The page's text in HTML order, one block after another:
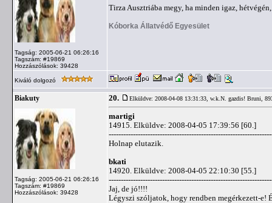
Tagság: 2005-06-21 06:26:16
Tagszám: #19869
Hozzászólások: 39428
Tirza Ausztriába megy, ha minden igaz,
Kóborka Állatvédő Egyesület
Kiváló dolgozó
Biakuty
Tagság: 2005-06-21 06:26:16
Tagszám: #19869
Hozzászólások: 39428
20. Elküldve: 2008-04-08 13:31:33, w.k.N. gazdis! Bruni,
martigi
14915. Elküldve: 2008-04-05 17:39:56 [60.]
Holnap elutazik.
bkati
14920. Elküldve: 2008-04-05 22:10:30 [55.]
Jaj, de jó!!!!
Légyszi szóljatok, hogy rendben megérkezett-e!